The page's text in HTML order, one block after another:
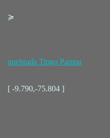
≽
quebrada Tingo Pampa
[ -9.790,-75.804 ]